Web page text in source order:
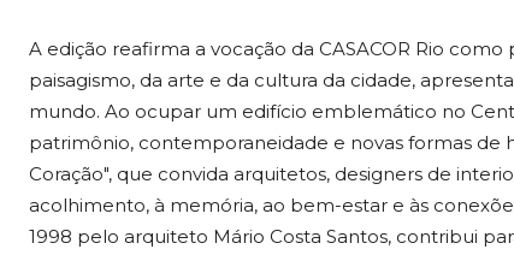
A edição reafirma a vocação da CASACOR Rio
paisagismo, da arte e da cultura da cidade,
mundo. Ao ocupar um edifício emblemático no
patrimônio, contemporaneidade e novas formas
Coração", que convida arquitetos, designers de
acolhimento, à memória, ao bem-estar e às
1998 pelo arquiteto Mário Costa Santos, contribui